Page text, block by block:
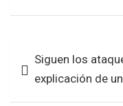
ce
o
o
tt at
A
p
de
entradas
Siguen los
explicación de